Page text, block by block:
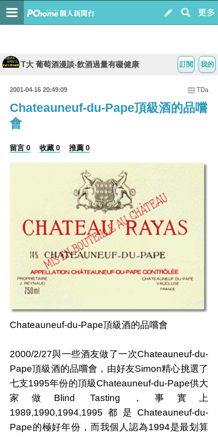
我的
訂閱
T大 葡萄酒漫談-飲酒過量有礙健康
2001-04-16 20:49:09 TDa
Chateauneuf-du-Pape頂級酒的品嚐
會
留言 0 收藏 0 推薦 0
Chateauneuf-du-Pape頂級酒的品嚐會
2000/2/27與一些酒友做了一次Chateauneuf-du-
Pape頂級酒的品嚐會，由好友Simon精心挑選了
七支1995年份的頂級Chateauneuf-du-Pape供大
家做Blind Tasting，事實上
1989,1990,1994,1995都是Chateauneuf-du-
Pape的極好年份，而我個人認為1994是最划算